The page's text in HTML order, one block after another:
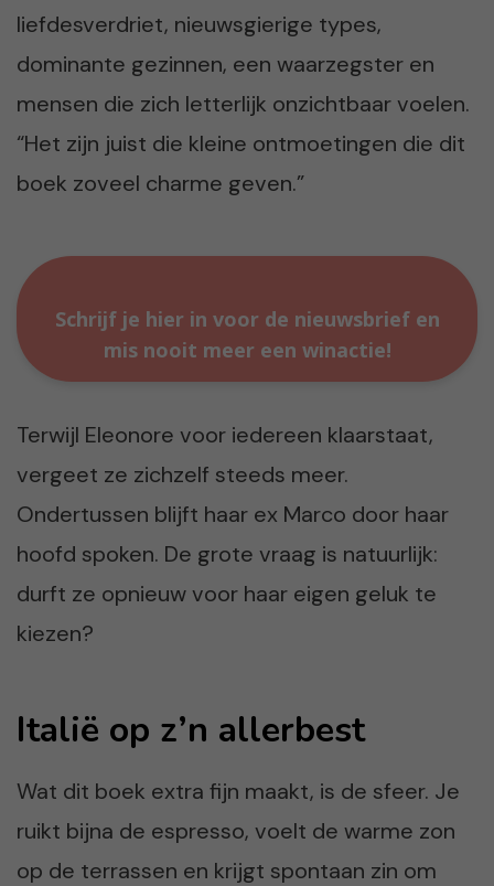
liefdesverdriet, nieuwsgierige types,
dominante gezinnen, een waarzegster en
mensen die zich letterlijk onzichtbaar voelen.
“Het zijn juist die kleine ontmoetingen die dit
boek zoveel charme geven.”
Schrijf je hier in voor de nieuwsbrief en
mis nooit meer een winactie!
Terwijl Eleonore voor iedereen klaarstaat,
vergeet ze zichzelf steeds meer.
Ondertussen blijft haar ex Marco door haar
hoofd spoken. De grote vraag is natuurlijk:
durft ze opnieuw voor haar eigen geluk te
kiezen?
Italië op z’n allerbest
Wat dit boek extra fijn maakt, is de sfeer. Je
ruikt bijna de espresso, voelt de warme zon
op de terrassen en krijgt spontaan zin om